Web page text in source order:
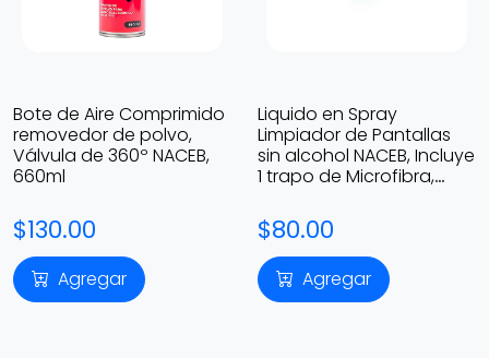
Bote de Aire Comprimido
removedor de polvo,
Válvula de 360º NACEB,
660ml
$130.00
Agregar
Liquido en Spray
Limpiador de Pantallas
sin alcohol NACEB, Incluye
1 trapo de Microfibra,
$80.00
Agregar